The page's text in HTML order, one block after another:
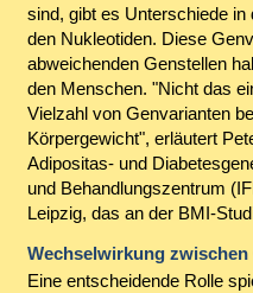
sind, gibt es Unterschiede in
den Nukleotiden. Diese
abweichenden Genstellen
den Menschen. "Nicht das
Vielzahl von Genvarianten
Körpergewicht", erläutert
Adipositas- und
und Behandlungszentrum
Leipzig, das an der BMI-
Wechselwirkung
Eine entscheidende Rolle